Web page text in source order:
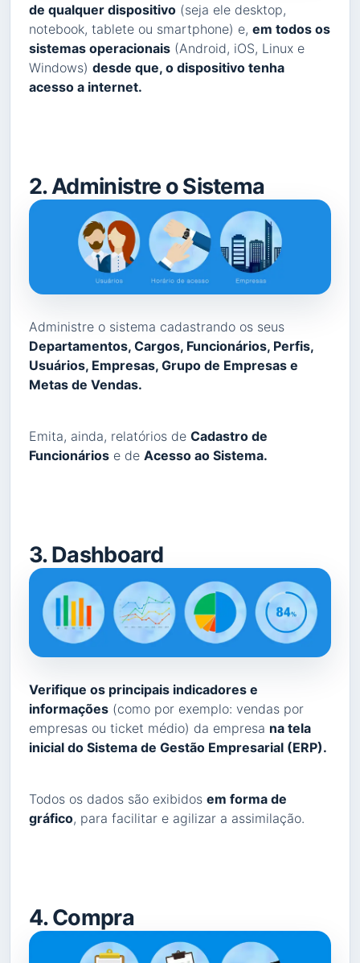
de qualquer dispositivo (seja ele desktop,
notebook, tablete ou smartphone) e, em todos os
sistemas operacionais (Android, iOS, Linux e
Windows) desde que, o dispositivo tenha
acesso a internet.
2. Administre o Sistema
Administre o sistema cadastrando os seus
Departamentos, Cargos, Funcionários, Perfis,
Usuários, Empresas, Grupo de Empresas e
Metas de Vendas.
Emita, ainda, relatórios de Cadastro de
Funcionários e de Acesso ao Sistema.
3. Dashboard
Verifique os principais indicadores e
informações (como por exemplo: vendas por
empresas ou ticket médio) da empresa na tela
inicial do Sistema de Gestão Empresarial (ERP).
Todos os dados são exibidos em forma de
gráfico, para facilitar e agilizar a assimilação.
4. Compra